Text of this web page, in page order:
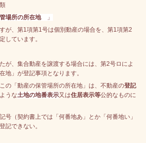
場所の所在地
」
が、第1項第1号は個別動産の場合を、第1項第2
しています。
が、集合動産を譲渡する場合には、第2号ロによ
地」が登記事項となります。
の「動産の保管場所の所在地」は、不動産の登記
うな土地の地番表示又は住居表示等公的なものに
号（契約書上では「何番地あ」とか「何番地い」
記できない。